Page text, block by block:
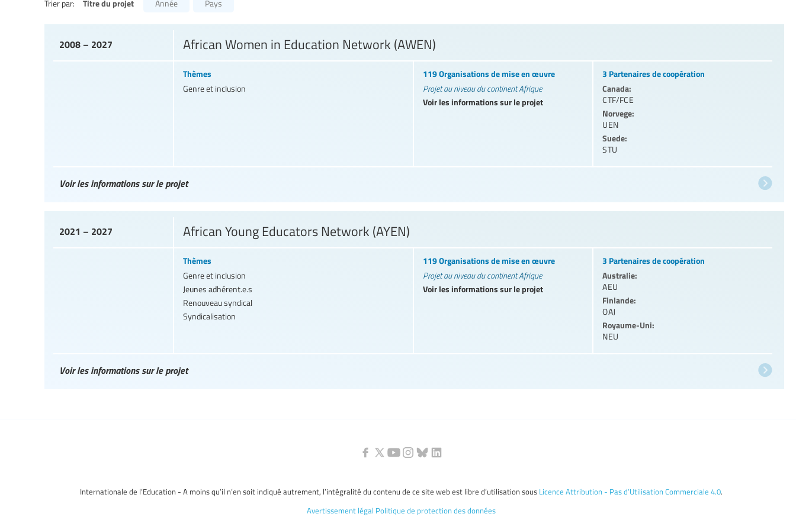
Trier par: Titre du projet Année Pays
2008 – 2027 African Women in Education Network (AWEN)
Thèmes
Genre et inclusion
119 Organisations de mise en œuvre
Projet au niveau du continent Afrique
Voir les informations sur le projet
3 Partenaires de coopération
Canada:
CTF/FCE
Norvege:
UEN
Suede:
STU
Voir les informations sur le projet
2021 – 2027 African Young Educators Network (AYEN)
Thèmes
Genre et inclusion
Jeunes adhérent.e.s
Renouveau syndical
Syndicalisation
119 Organisations de mise en œuvre
Projet au niveau du continent Afrique
Voir les informations sur le projet
3 Partenaires de coopération
Australie:
AEU
Finlande:
OAJ
Royaume-Uni:
NEU
Voir les informations sur le projet
Internationale de l’Education - A moins qu’il n’en soit indiqué autrement, l’intégralité du contenu de ce site web est libre d’utilisation sous Licence Attribution - Pas d’Utilisation Commerciale 4.0.
Avertissement légal Politique de protection des données